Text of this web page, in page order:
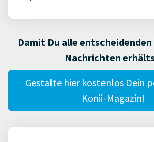
Damit Du alle
Nachrichten
Gestalte hier kostenlos Dein
Konii-Magazin!